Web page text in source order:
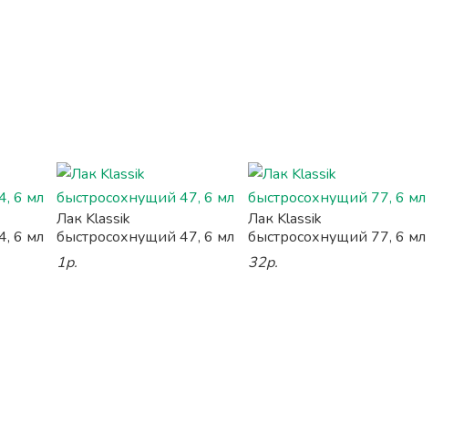
6 мл
Лак Klassik
быстросохнущий 47, 6 мл
1р.
Лак Klassik
быстросохнущий 77, 6 мл
32р.